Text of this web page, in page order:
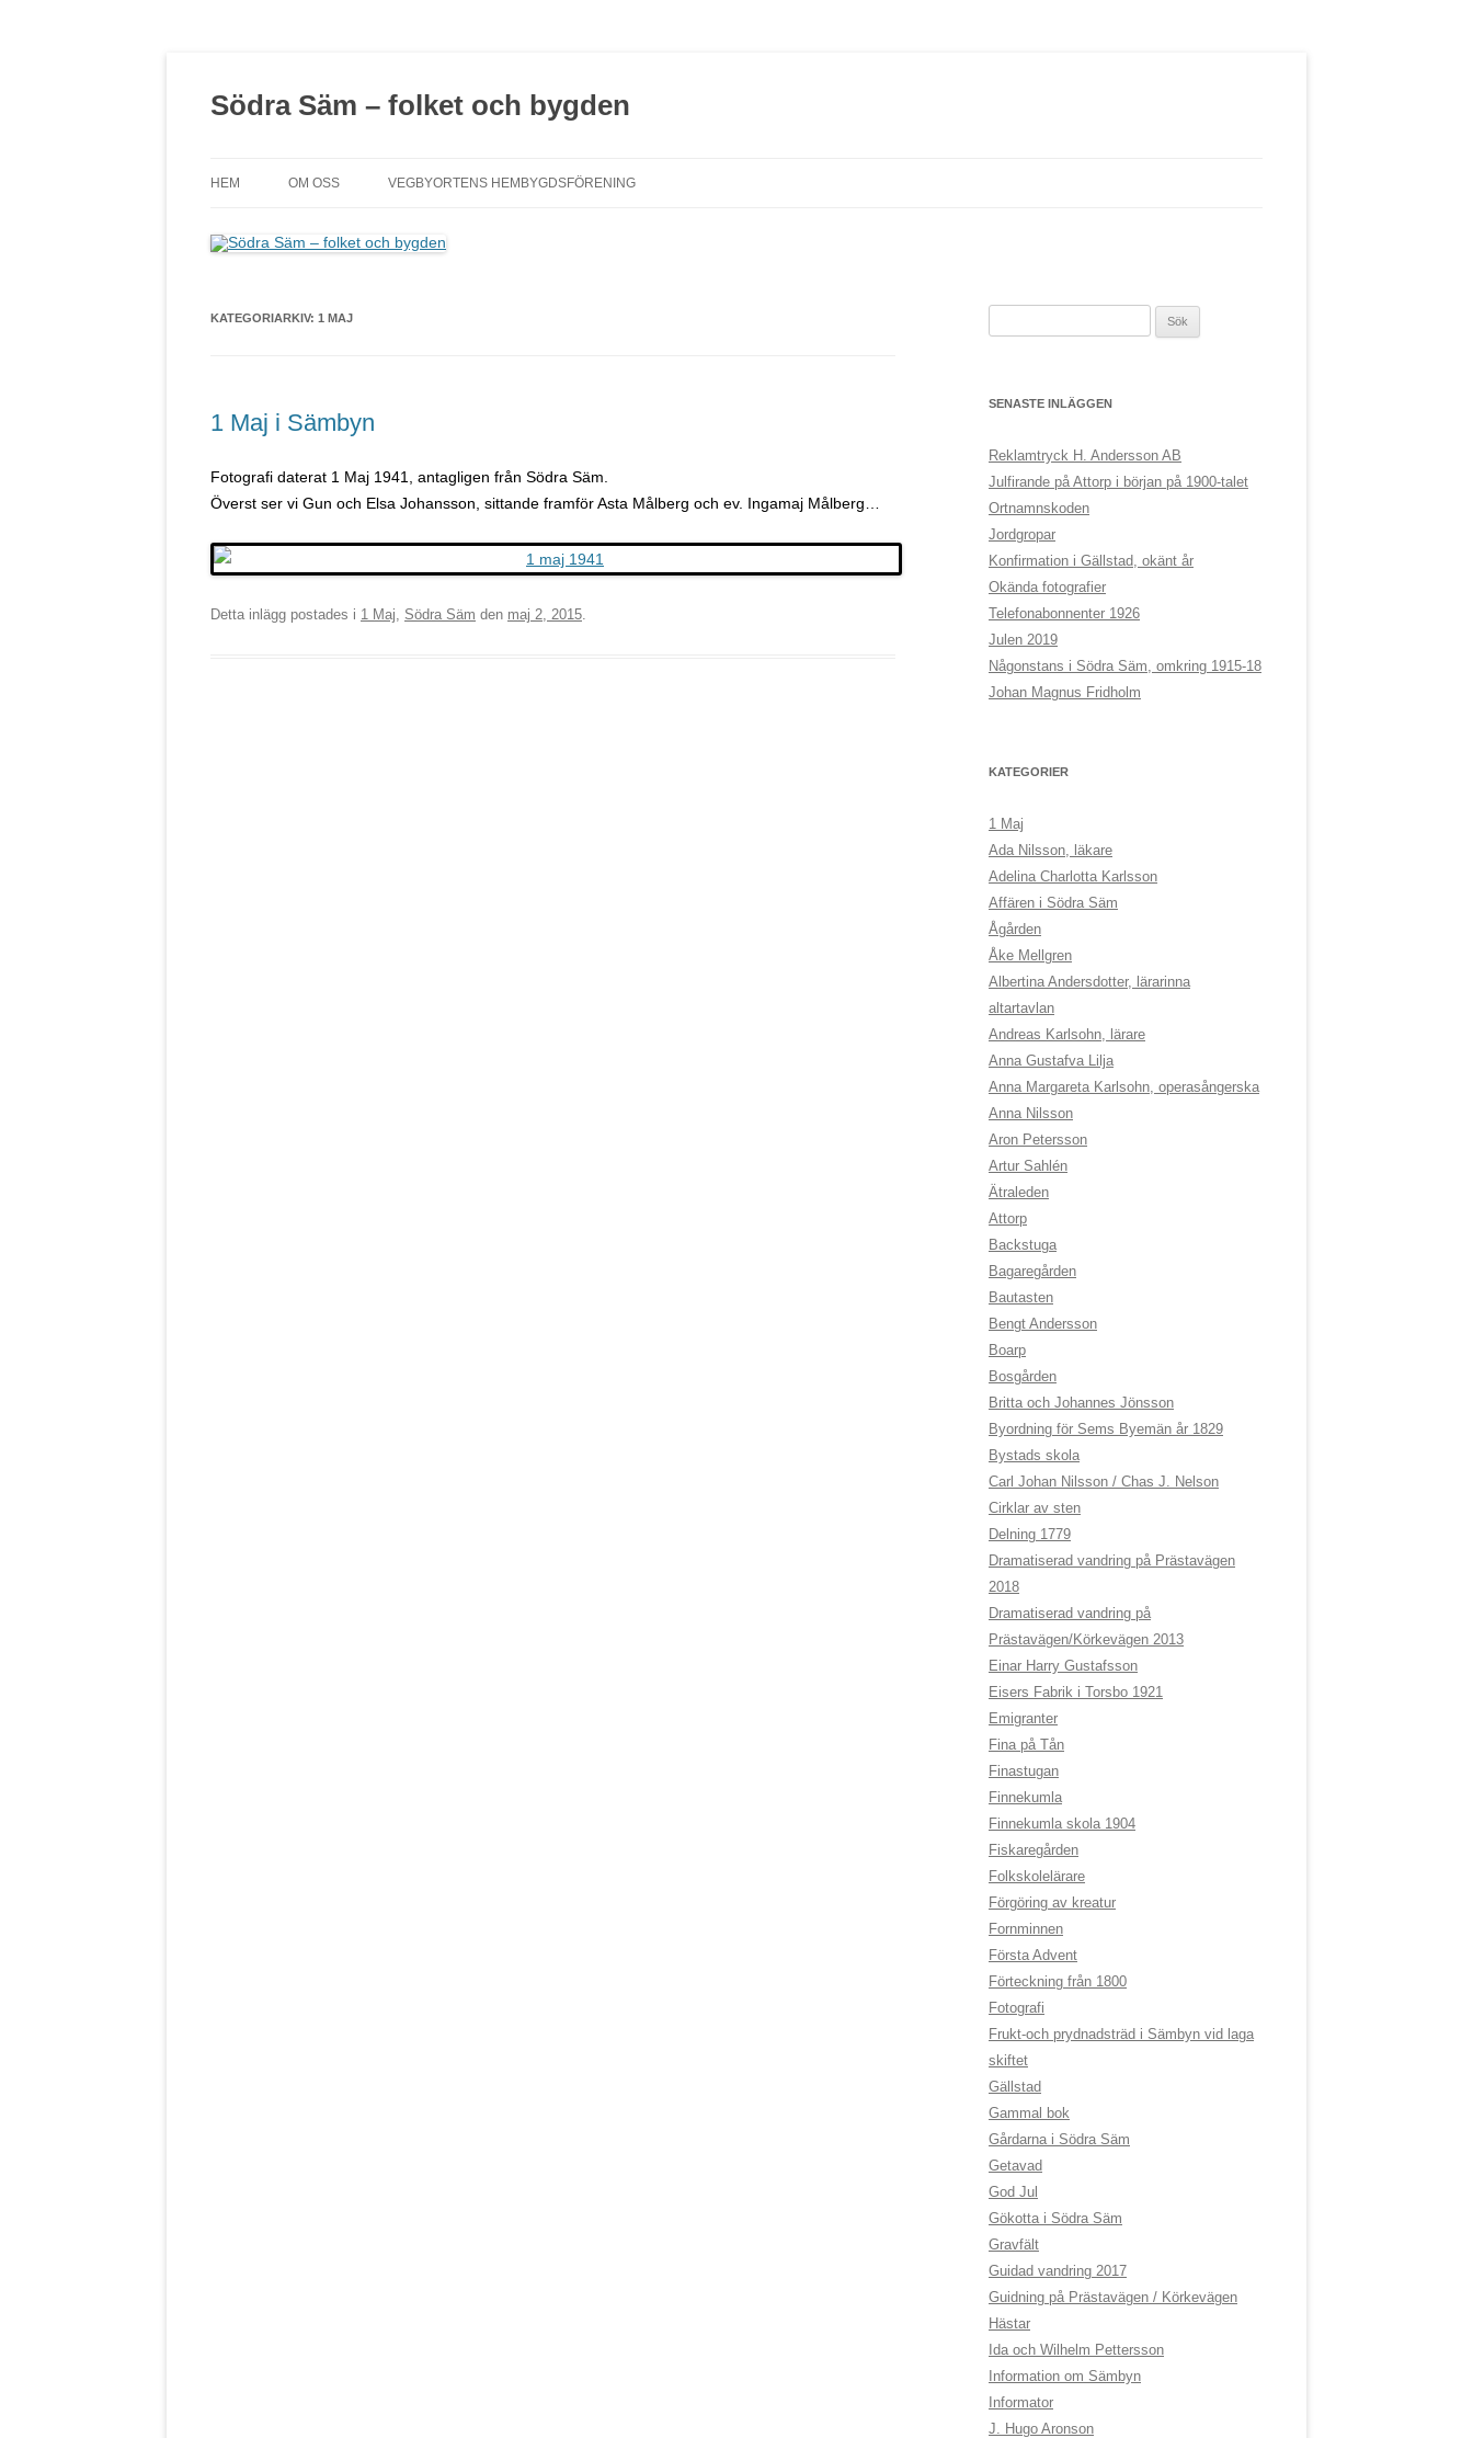
Södra Säm – folket och bygden
HEM OM OSS VEGBYORTENS HEMBYGDSFÖRENING
KATEGORIARKIV: 1 MAJ
1 Maj i Sämbyn
Fotografi daterat 1 Maj 1941, antagligen från Södra Säm.
Överst ser vi Gun och Elsa Johansson, sittande framför Asta Målberg och ev. Ingamaj Målberg…
Detta inlägg postades i 1 Maj, Södra Säm den maj 2, 2015.
e
t
e
r
:
SENASTE INLÄGGEN
Reklamtryck H. Andersson AB
Julfirande på Attorp i början på 1900-talet
Ortnamnskoden
Jordgropar
Konfirmation i Gällstad, okänt år
Okända fotografier
Telefonabonnenter 1926
Julen 2019
Någonstans i Södra Säm, omkring 1915-18
Johan Magnus Fridholm
KATEGORIER
1 Maj
Ada Nilsson, läkare
Adelina Charlotta Karlsson
Affären i Södra Säm
Ågården
Åke Mellgren
Albertina Andersdotter, lärarinna
altartavlan
Andreas Karlsohn, lärare
Anna Gustafva Lilja
Anna Margareta Karlsohn, operasångerska
Anna Nilsson
Aron Petersson
Artur Sahlén
Ätraleden
Attorp
Backstuga
Bagaregården
Bautasten
Bengt Andersson
Boarp
Bosgården
Britta och Johannes Jönsson
Byordning för Sems Byemän år 1829
Bystads skola
Carl Johan Nilsson / Chas J. Nelson
Cirklar av sten
Delning 1779
Dramatiserad vandring på Prästavägen
2018
Dramatiserad vandring på
Prästavägen/Körkevägen 2013
Einar Harry Gustafsson
Eisers Fabrik i Torsbo 1921
Emigranter
Fina på Tån
Finastugan
Finnekumla
Finnekumla skola 1904
Fiskaregården
Folkskolelärare
Förgöring av kreatur
Fornminnen
Första Advent
Förteckning från 1800
Fotografi
Frukt-och prydnadsträd i Sämbyn vid laga
skiftet
Gällstad
Gammal bok
Gårdarna i Södra Säm
Getavad
God Jul
Gökotta i Södra Säm
Gravfält
Guidad vandring 2017
Guidning på Prästavägen / Körkevägen
Hästar
Ida och Wilhelm Pettersson
Information om Sämbyn
Informator
J. Hugo Aronson